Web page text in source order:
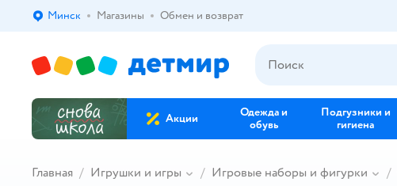
Выбор адреса доставки.
Минск Магазины Обмен и возврат
Акции
Одежда и
обувь
Подгузники и
гигиена
Главная Игрушки и игры Игровые наборы и фигурки